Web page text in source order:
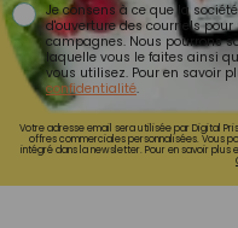
Je consens à ce que la
d'ouverture des courriels
campagnes. Nous pourrons
laquelle vous le faites ainsi
vous utilisez. Pour en savoir
confidentialité.
Votre adresse email sera utilisée par Digital
offres commerciales personnalisées. Vous
intégré dans la newsletter. Pour en savoir